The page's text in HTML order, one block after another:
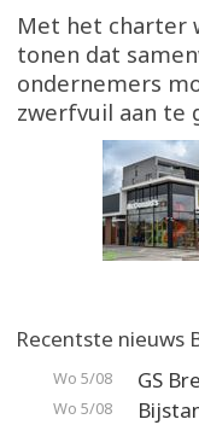
Met het charter
tonen dat
ondernemers
zwerfvuil aan te
Recentste nieuws
Wo 5/08 GS
Wo 5/08